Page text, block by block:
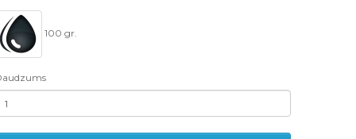
100 gr.